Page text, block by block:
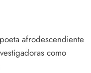
afrodescendiente
como